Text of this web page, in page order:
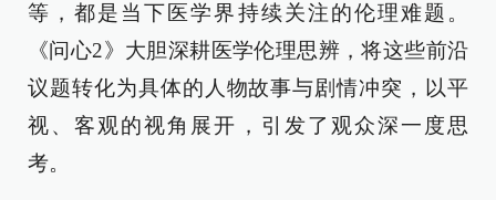
等，都是当下医学界持续关注的伦理难题。
《问心2》大胆深耕医学伦理思辨，将这些前沿
议题转化为具体的人物故事与剧情冲突，以平
视、客观的视角展开，引发了观众深一度思
考。